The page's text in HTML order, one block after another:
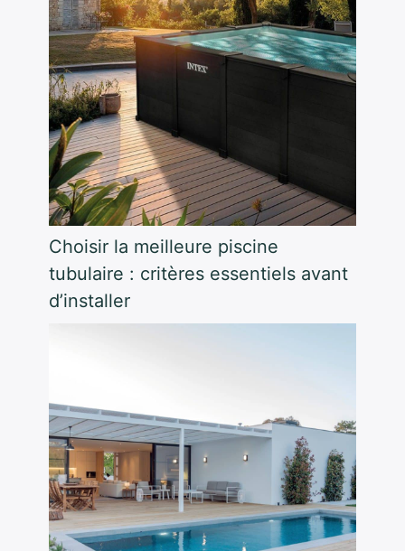
Choisir la meilleure piscine
tubulaire : critères essentiels avant
d’installer